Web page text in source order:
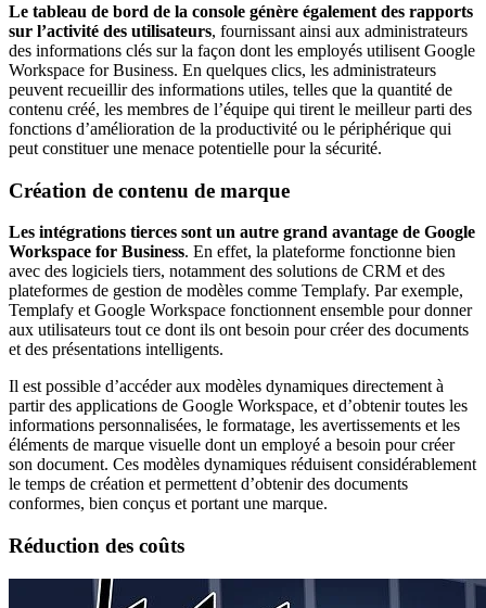
Le tableau de bord de la console génère également des rapports
sur l’activité des utilisateurs, fournissant ainsi aux administrateurs
des informations clés sur la façon dont les employés utilisent Google
Workspace for Business. En quelques clics, les administrateurs
peuvent recueillir des informations utiles, telles que la quantité de
contenu créé, les membres de l’équipe qui tirent le meilleur parti des
fonctions d’amélioration de la productivité ou le périphérique qui
peut constituer une menace potentielle pour la sécurité.
Création de contenu de marque
Les intégrations tierces sont un autre grand avantage de Google
Workspace for Business. En effet, la plateforme fonctionne bien
avec des logiciels tiers, notamment des solutions de CRM et des
plateformes de gestion de modèles comme Templafy. Par exemple,
Templafy et Google Workspace fonctionnent ensemble pour donner
aux utilisateurs tout ce dont ils ont besoin pour créer des documents
et des présentations intelligents.
Il est possible d’accéder aux modèles dynamiques directement à
partir des applications de Google Workspace, et d’obtenir toutes les
informations personnalisées, le formatage, les avertissements et les
éléments de marque visuelle dont un employé a besoin pour créer
son document. Ces modèles dynamiques réduisent considérablement
le temps de création et permettent d’obtenir des documents
conformes, bien conçus et portant une marque.
Réduction des coûts